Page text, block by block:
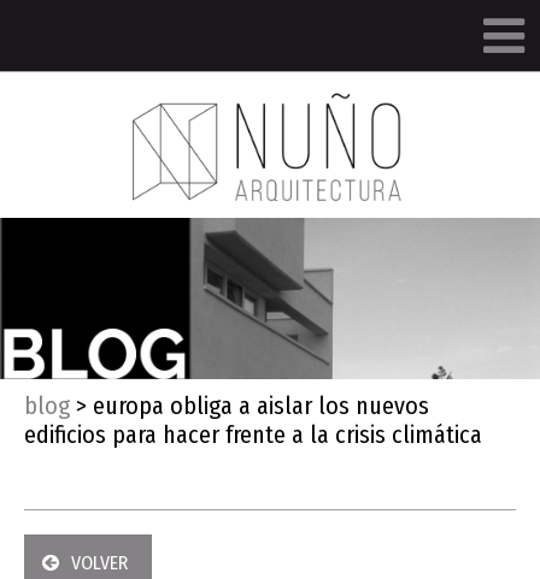
blog > europa obliga a aislar los nuevos
edificios para hacer frente a la crisis climática
VOLVER